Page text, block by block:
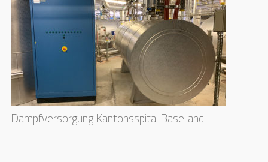
Dampfversorgung Kantonsspital Baselland